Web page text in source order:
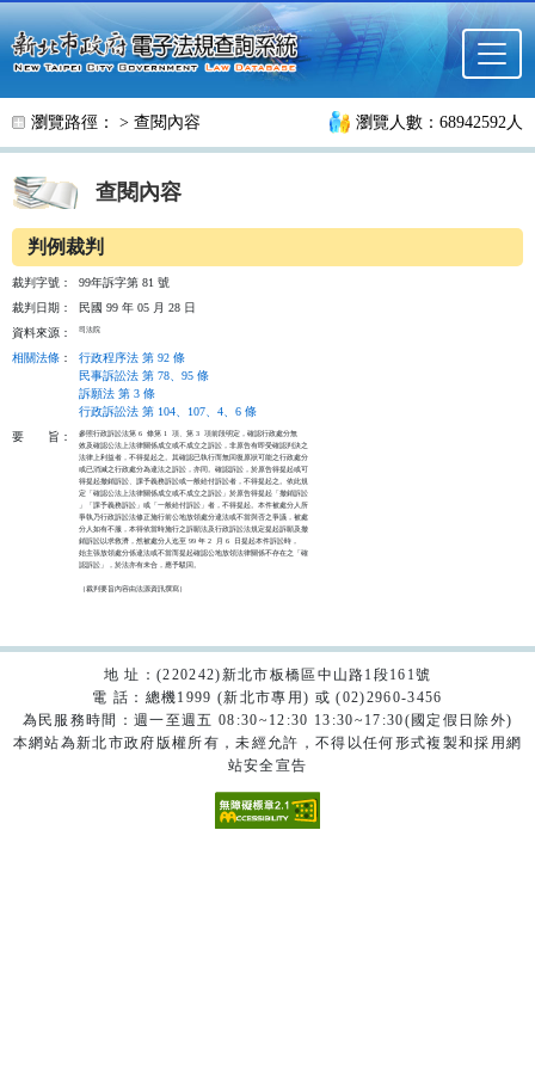
跳至主要內容
瀏覽路徑： > 查閱內容 瀏覽人數：68942592人
查閱內容
判例裁判
裁判字號：
99年訴字第 81 號
裁判日期：
民國 99 年 05 月 28 日
資料來源：
司法院
相關法條 ：
行政程序法 第 92 條
民事訴訟法 第 78、95 條
訴願法 第 3 條
行政訴訟法 第 104、107、4、6 條
要
旨：
參照行政訴訟法第 6  條第 1  項、第 3  項前段明定，確認行政處分無
效及確認公法上法律關係成立或不成立之訴訟，非原告有即受確認判決之
法律上利益者，不得提起之。其確認已執行而無回復原狀可能之行政處分
或已消滅之行政處分為違法之訴訟，亦同。確認訴訟，於原告得提起或可
得提起撤銷訴訟、課予義務訴訟或一般給付訴訟者，不得提起之。依此規
定「確認公法上法律關係成立或不成立之訴訟」於原告得提起「撤銷訴訟
」「課予義務訴訟」或「一般給付訴訟」者，不得提起。本件被處分人所
爭執乃行政訴訟法修正施行前公地放領處分違法或不當與否之爭議，被處
分人如有不服，本得依當時施行之訴願法及行政訴訟法規定提起訴願及撤
銷訴訟以求救濟，然被處分人迄至 99 年 2  月 6  日提起本件訴訟時，
始主張放領處分係違法或不當而提起確認公地放領法律關係不存在之「確
認訴訟」，於法亦有未合，應予駁回。
（裁判要旨內容由法源資訊撰寫）
地 址：(220242)新北市板橋區中山路1段161號
電 話：總機1999 (新北市專用) 或 (02)2960-3456
為民服務時間：週一至週五 08:30~12:30 13:30~17:30(國定假日除外)
本網站為新北市政府版權所有，未經允許，不得以任何形式複製和採用網
站安全宣告